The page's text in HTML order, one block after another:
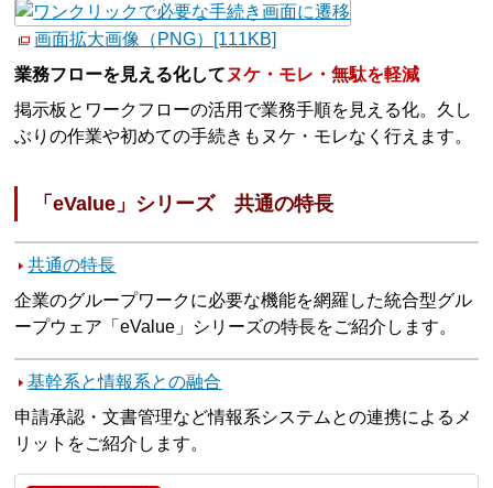
画面拡大画像（PNG）[111KB]
業務フローを見える化して ヌケ・モレ・無駄を軽減
掲示板とワークフローの活用で業務手順を見える化。久し
ぶりの作業や初めての手続きもヌケ・モレなく行えます。
「eValue」シリーズ 共通の特長
共通の特長
企業のグループワークに必要な機能を網羅した統合型グル
ープウェア「eValue」シリーズの特長をご紹介します。
基幹系と情報系との融合
申請承認・文書管理など情報系システムとの連携によるメ
リットをご紹介します。